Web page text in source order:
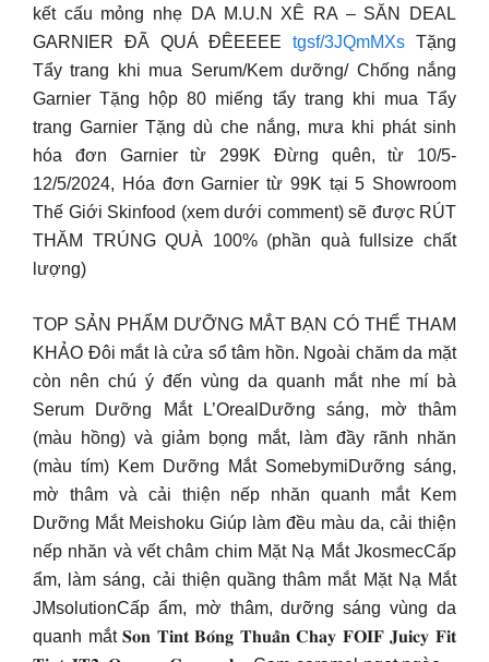
kết cấu mỏng nhẹ DA M.U.N XÊ RA – SĂN DEAL
GARNIER ĐÃ QUÁ ĐÊEEEEtgsf/3JQmMXs Tặng
Tẩy trang khi mua Serum/Kem dưỡng/ Chống nắng
Garnier Tặng hộp 80 miếng tẩy trang khi mua Tẩy
trang Garnier Tặng dù che nắng, mưa khi phát sinh
hóa đơn Garnier từ 299K Đừng quên, từ 10/5-
12/5/2024, Hóa đơn Garnier từ 99K tại 5 Showroom
Thế Giới Skinfood (xem dưới comment) sẽ được RÚT
THĂM TRÚNG QUÀ 100% (phần quà fullsize chất
lượng)
TOP SẢN PHẨM DƯỠNG MẮT BẠN CÓ THỂ THAM
KHẢO Đôi mắt là cửa sổ tâm hồn. Ngoài chăm da mặt
còn nên chú ý đến vùng da quanh mắt nhe mí bà
Serum Dưỡng Mắt L’OrealDưỡng sáng, mờ thâm
(màu hồng) và giảm bọng mắt, làm đầy rãnh nhăn
(màu tím) Kem Dưỡng Mắt SomebymiDưỡng sáng,
mờ thâm và cải thiện nếp nhăn quanh mắt Kem
Dưỡng Mắt Meishoku Giúp làm đều màu da, cải thiện
nếp nhăn và vết châm chim Mặt Nạ Mắt JkosmecCấp
ẩm, làm sáng, cải thiện quầng thâm mắt Mặt Nạ Mắt
JMsolutionCấp ẩm, mờ thâm, dưỡng sáng vùng da
quanh mắt 𝐒𝐨𝐧 𝐓𝐢𝐧𝐭 𝐁𝐨́𝐧𝐠 𝐓𝐡𝐮𝐚̂̀𝐧 𝐂𝐡𝐚𝐲 𝐅𝐎𝐈𝐅 𝐉𝐮𝐢𝐜𝐲 𝐅𝐢𝐭